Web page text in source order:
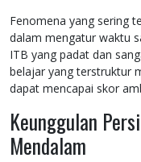
Fenomena yang sering
dalam mengatur waktu
ITB yang padat dan
belajar yang terstruktur
dapat mencapai skor
Keunggulan
Mendalam